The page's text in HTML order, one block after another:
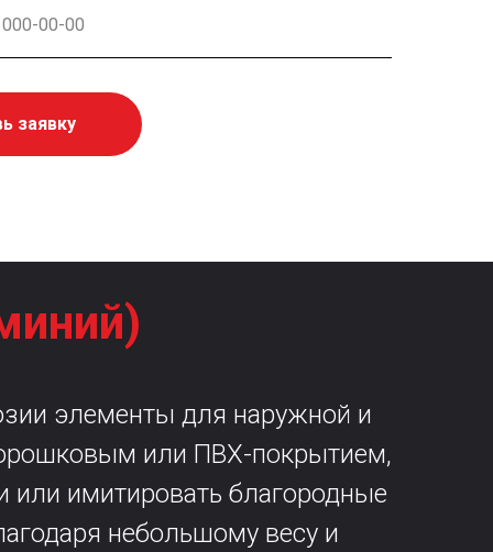
заявку
элементы для наружной и
или ПВХ-покрытием,
имитировать благородные
небольшому весу и